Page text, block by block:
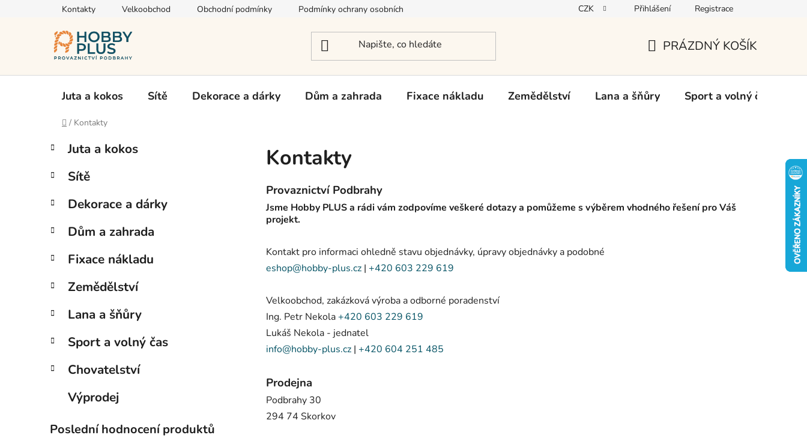
Kontakty Velkoobchod Obchodní podmínky Podmínky ochrany osobních údajů CZK Přihlášení Registrace
KOŠÍK
PRÁZDNÝ KOŠÍK
Juta a kokos Sítě Dekorace a dárky Dům a zahrada Fixace nákladu Zemědělství Lana a šňůry Sport a volný čas
Domů
/ Kontakty
P
s
r
n
n
í
p
n
l
Přeskočit
kategorie
K
a
e
o
i
Juta a kokos
Sítě
Dekorace a dárky
Dům a zahrada
Fixace nákladu
Zemědělství
Lana a šňůry
Sport a volný čas
Chovatelství
Výprodej
Poslední hodnocení produktů
Kontakty
Provaznictví Podbrahy
Jsme Hobby PLUS a rádi vám zodpovíme veškeré dotazy a pomůžeme s výběrem vhodného řešení pro Váš
projekt.
Kontakt pro informaci ohledně stavu objednávky, úpravy objednávky a podobné
eshop@hobby-plus.cz | +420 603 229 619
Velkoobchod, zakázková výroba a odborné poradenství
Ing. Petr Nekola+420 603 229 619
Lukáš Nekola - jednatel
info@hobby-plus.cz | +420 604 251 485
Prodejna
Podbrahy 30
294 74 Skorkov